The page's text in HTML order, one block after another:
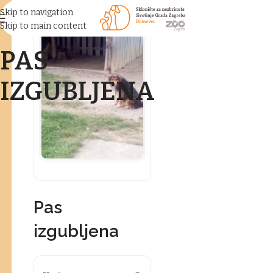
Skip to navigation
Skip to main content
PAS
IZGUBLJENA
Pas
izgubljena